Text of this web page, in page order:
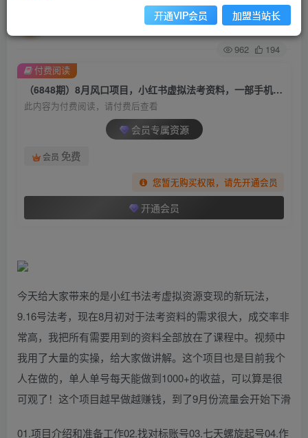
关注 私信
962 194
（6848期）8月风口项目，小红书虚拟法考资料，一部手机日入1000+（教程+素材）
此内容为付费阅读，请付费后查看
会员专属资源
会员 免费
您暂无购买权限，请先开通会员
开通会员
付费阅读
今天给大家带来的是小红书法考虚拟资源变现的新玩法，
9.16号法考，现在8月初对于法考资料的需求很大，成交率非
常高，我把所有需要用到的资料全部放在了课程中。视频中
我用了大量的实操，给大家做讲解。这个项目也是目前我个
人在做的，单人单号每天能做到1000+的收益，可以算是很
可观了！这个项目越早做越赚钱，到了9月份流量会开始下滑
01.项目介绍和准备工作02.找对标账号03.七天螺旋起号04.作
开通VIP会员 加盟当站长